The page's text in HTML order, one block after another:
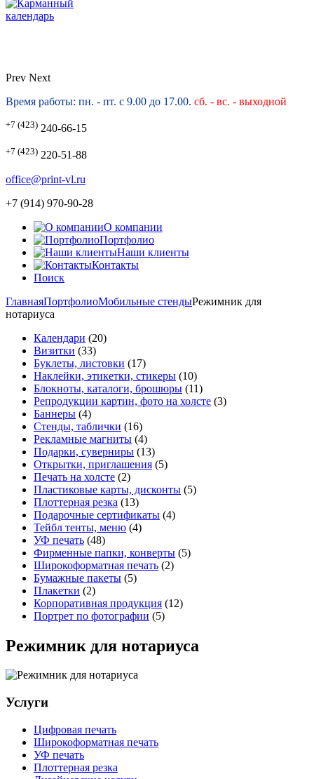
Prev Next
Время работы: пн. - пт. с 9.00 до 17.00. сб. - вс. - выходной
+7 (423) 240-66-15
+7 (423) 220-51-88
office@print-vl.ru
+7 (914) 970-90-28
О компании
Портфолио
Наши клиенты
Контакты
Поиск
ГлавнаяПортфолиоМобильные стендыРежимник для
нотариуса
Календари (20)
Визитки (33)
Буклеты, листовки (17)
Наклейки, этикетки, стикеры (10)
Блокноты, каталоги, брошюры (11)
Репродукции картин, фото на холсте (3)
Баннеры (4)
Стенды, таблички (16)
Рекламные магниты (4)
Подарки, суверниры (13)
Открытки, приглашения (5)
Печать на холсте (2)
Пластиковые карты, дисконты (5)
Плоттерная резка (13)
Подарочные сертификаты (4)
Тейбл тенты, меню (4)
УФ печать (48)
Фирменные папки, конверты (5)
Широкоформатная печать (2)
Бумажные пакеты (5)
Плакетки (2)
Корпоративная продукция (12)
Портрет по фотографии (5)
Режимник для нотариуса
Услуги
Цифровая печать
Широкоформатная печать
УФ печать
Плоттерная резка